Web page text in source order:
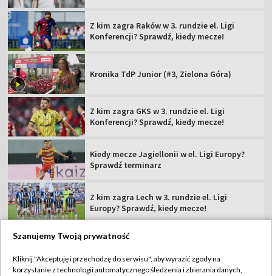
Z kim zagra Raków w 3. rundzie el. Ligi
Konferencji? Sprawdź, kiedy mecze!
Kronika TdP Junior (#3, Zielona Góra)
Z kim zagra GKS w 3. rundzie el. Ligi
Konferencji? Sprawdź, kiedy mecze!
Kiedy mecze Jagiellonii w el. Ligi Europy?
Sprawdź terminarz
Z kim zagra Lech w 3. rundzie el. Ligi
Europy? Sprawdź, kiedy mecze!
TVP
Szanujemy Twoją prywatność
Kliknij "Akceptuję i przechodzę do serwisu", aby wyrazić zgody na
korzystanie z technologii automatycznego śledzenia i zbierania danych,